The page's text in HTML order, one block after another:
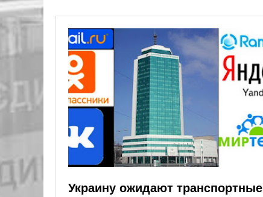
Украину ожидают транспортные